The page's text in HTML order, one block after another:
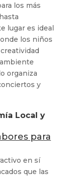
los más
lugar es ideal
los niños
organiza
y
Local y
para
en sí
que las